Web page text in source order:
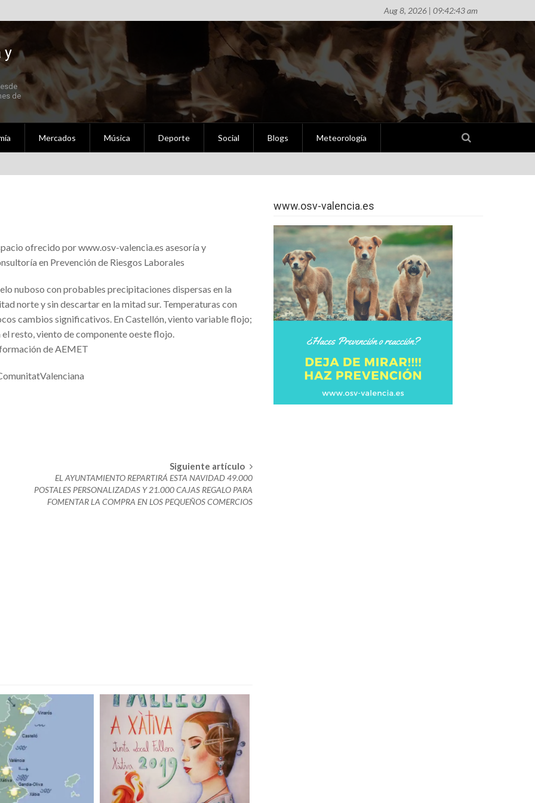
2021 en Septiembre
de Fallas Experimentales.
del momento
localmente fuertes.
que resume el origen en dos minutos
VALÈNCIA 2020FESTIVAL DANSA VALÈNCIA 2020
INAUGURAN ESTE FIN DE SEMANA LAS FALLAS 2020 #Falles2020
QUE SE DESARROLLARÁN EN BENICALAP
Hop
Aug 8, 2026 | 09:42:43 am
y
de
Mercados Música Deporte Social Blogs Meteorología
ofrecido por www.osv-valencia.es asesoría y
en Prevención de Riesgos Laborales
nuboso con probables precipitaciones dispersas en la
norte y sin descartar en la mitad sur. Temperaturas con
cambios significativos. En Castellón, viento variable flojo;
el resto, viento de componente oeste flojo.
de AEMET
Siguiente artículo
EL AYUNTAMIENTO REPARTIRÁ ESTA NAVIDAD 49.000
POSTALES PERSONALIZADAS Y 21.000 CAJAS REGALO PARA
FOMENTAR LA COMPRA EN LOS PEQUEÑOS COMERCIOS
www.osv-valencia.es